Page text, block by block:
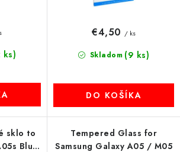
údajov
Reklamácia Kontakty
ks) Skladom (9 ks)
€4,50 / ks
DO KOŠÍKA
sklo to
Blue
Tempered Glass for
Samsung Galaxy A05 / M05